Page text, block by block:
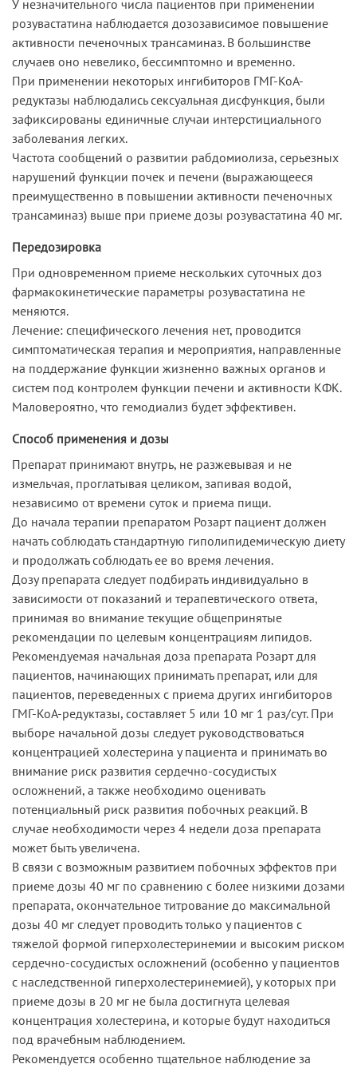
У незначительного числа пациентов при применении
розувастатина наблюдается дозозависимое повышение
активности печеночных трансаминаз. В большинстве
случаев оно невелико, бессимптомно и временно.
При применении некоторых ингибиторов ГМГ-КоА-
редуктазы наблюдались сексуальная дисфункция, были
зафиксированы единичные случаи интерстициального
заболевания легких.
Частота сообщений о развитии рабдомиолиза, серьезных
нарушений функции почек и печени (выражающееся
преимущественно в повышении активности печеночных
трансаминаз) выше при приеме дозы розувастатина 40 мг.
Передозировка
При одновременном приеме нескольких суточных доз
фармакокинетические параметры розувастатина не
меняются.
Лечение: специфического лечения нет, проводится
симптоматическая терапия и мероприятия, направленные
на поддержание функции жизненно важных органов и
систем под контролем функции печени и активности КФК.
Маловероятно, что гемодиализ будет эффективен.
Способ применения и дозы
Препарат принимают внутрь, не разжевывая и не
измельчая, проглатывая целиком, запивая водой,
независимо от времени суток и приема пищи.
До начала терапии препаратом Розарт пациент должен
начать соблюдать стандартную гиполипидемическую диету
и продолжать соблюдать ее во время лечения.
Дозу препарата следует подбирать индивидуально в
зависимости от показаний и терапевтического ответа,
принимая во внимание текущие общепринятые
рекомендации по целевым концентрациям липидов.
Рекомендуемая начальная доза препарата Розарт для
пациентов, начинающих принимать препарат, или для
пациентов, переведенных с приема других ингибиторов
ГМГ-КоА-редуктазы, составляет 5 или 10 мг 1 раз/сут. При
выборе начальной дозы следует руководствоваться
концентрацией холестерина у пациента и принимать во
внимание риск развития сердечно-сосудистых
осложнений, а также необходимо оценивать
потенциальный риск развития побочных реакций. В
случае необходимости через 4 недели доза препарата
может быть увеличена.
В связи с возможным развитием побочных эффектов при
приеме дозы 40 мг по сравнению с более низкими дозами
препарата, окончательное титрование до максимальной
дозы 40 мг следует проводить только у пациентов с
тяжелой формой гиперхолестеринемии и высоким риском
сердечно-сосудистых осложнений (особенно у пациентов
с наследственной гиперхолестеринемией), у которых при
приеме дозы в 20 мг не была достигнута целевая
концентрация холестерина, и которые будут находиться
под врачебным наблюдением.
Рекомендуется особенно тщательное наблюдение за